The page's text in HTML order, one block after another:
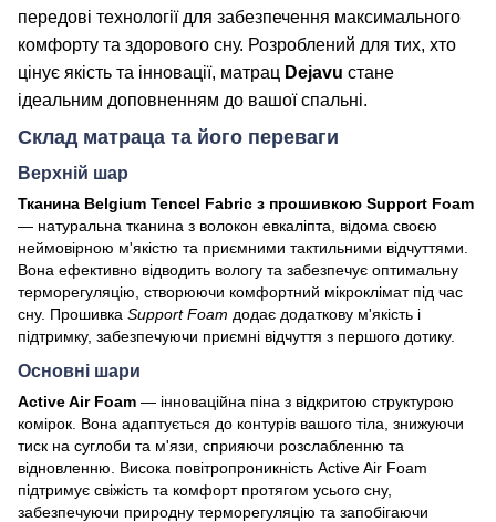
передові технології для забезпечення максимального
комфорту та здорового сну. Розроблений для тих, хто
цінує якість та інновації, матрац Dejavu стане
ідеальним доповненням до вашої спальні.
Склад матраца та його переваги
Верхній шар
Тканина Belgium Tencel Fabric з прошивкою Support Foam
— натуральна тканина з волокон евкаліпта, відома своєю
неймовірною м'якістю та приємними тактильними відчуттями.
Вона ефективно відводить вологу та забезпечує оптимальну
терморегуляцію, створюючи комфортний мікроклімат під час
сну. Прошивка Support Foam додає додаткову м'якість і
підтримку, забезпечуючи приємні відчуття з першого дотику.
Основні шари
Active Air Foam — інноваційна піна з відкритою структурою
комірок. Вона адаптується до контурів вашого тіла, знижуючи
тиск на суглоби та м'язи, сприяючи розслабленню та
відновленню. Висока повітропроникність Active Air Foam
підтримує свіжість та комфорт протягом усього сну,
забезпечуючи природну терморегуляцію та запобігаючи